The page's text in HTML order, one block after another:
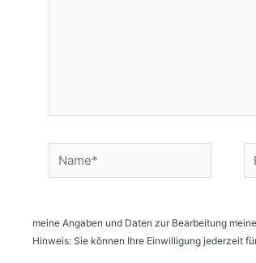
Name*
E-
meine Angaben und Daten zur Bearbeitung
Hinweis: Sie können Ihre Einwilligung jederzeit